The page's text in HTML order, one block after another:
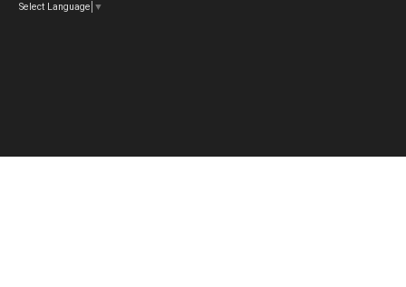
Select Language ▼